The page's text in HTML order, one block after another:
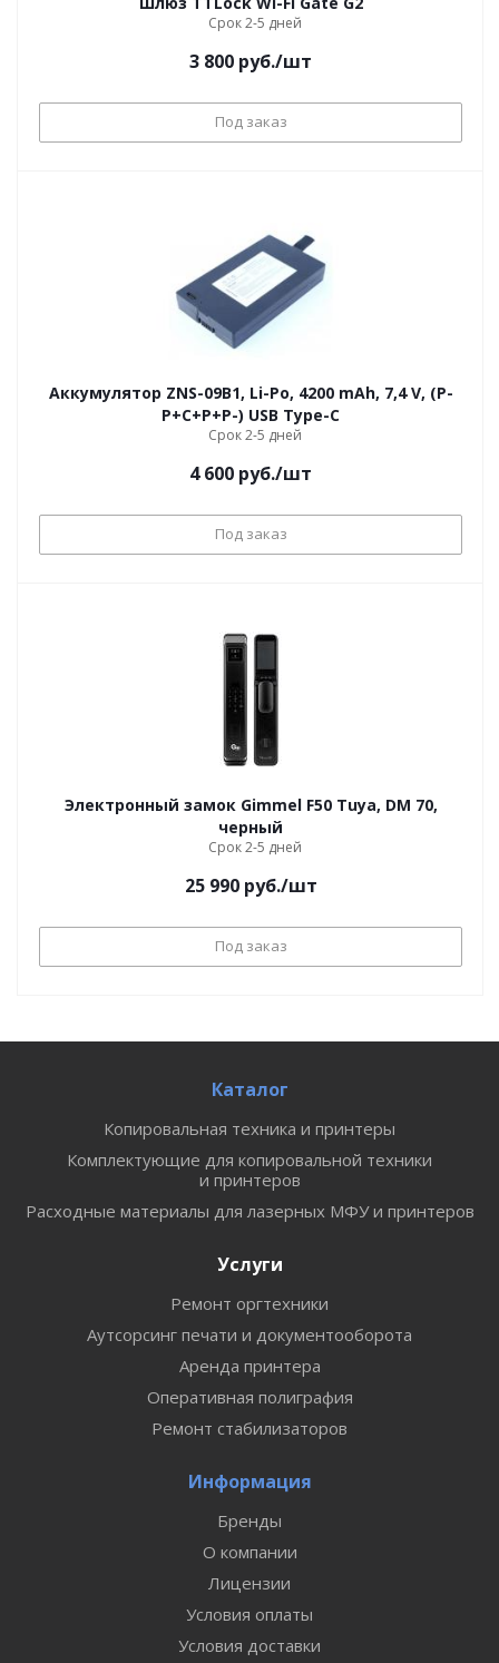
Срок 2-5 дней
3 800 руб./шт
Под заказ
Аккумулятор ZNS-09B1, Li-Po, 4200 mAh, 7,4 V, (P-
P+C+P+P-) USB Type-C
Срок 2-5 дней
4 600 руб./шт
Под заказ
Электронный замок Gimmel F50 Tuya, DM 70,
черный
Срок 2-5 дней
25 990руб./шт
Под заказ
Каталог
Копировальная техника и принтеры
Комплектующие для копировальной техники
и принтеров
Расходные материалы для лазерных МФУ и принтеров
Услуги
Ремонт оргтехники
Аутсорсинг печати и документооборота
Аренда принтера
Оперативная полиграфия
Ремонт стабилизаторов
Информация
Бренды
О компании
Лицензии
Условия оплаты
Условия доставки